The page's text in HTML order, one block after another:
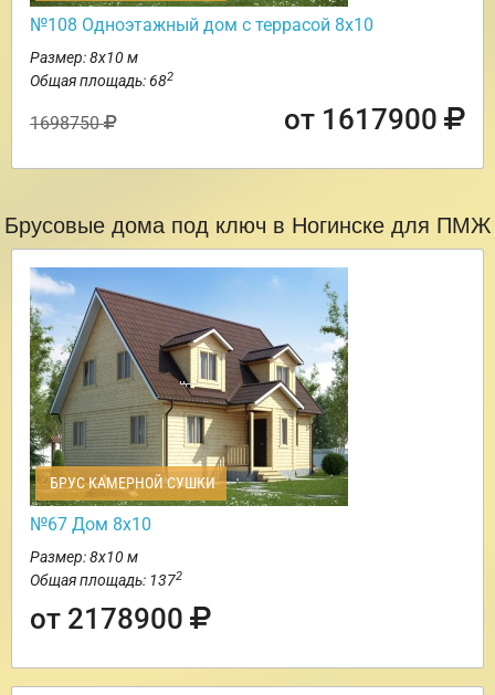
№108 Одноэтажный дом с террасой 8х10
Размер: 8х10 м
Общая площадь: 682
1698750 от 1617900
Брусовые дома под ключ в Ногинске для ПМЖ
БРУС КАМЕРНОЙ СУШКИ
№67 Дом 8х10
Размер: 8х10 м
Общая площадь: 1372
от 2178900